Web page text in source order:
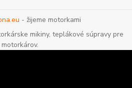
- žijeme motorkami
mikiny, teplákové súpravy pre
motorkárov.